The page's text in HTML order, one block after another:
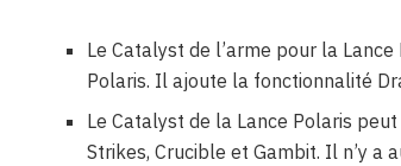
Le Catalyst de l’arme pour la
Polaris. Il ajoute la fonctionnalité
Le Catalyst de la Lance Polaris
Strikes, Crucible et Gambit. Il n’y a